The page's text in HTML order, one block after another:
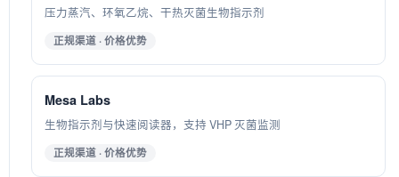
压力蒸汽、环氧乙烷、干热灭菌生物指示剂
正规渠道 · 价格优势
Mesa Labs
生物指示剂与快速阅读器，支持 VHP 灭菌监测
正规渠道 · 价格优势